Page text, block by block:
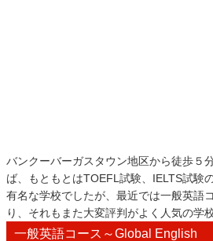
バンクーバーガスタウン地区から徒歩５
ば、もともとはTOEFL試験、IELTS試験
有名な学校でしたが、最近では一般英語
り、それもまた大変評判がよく人気の学校
一般英語コース～Global English